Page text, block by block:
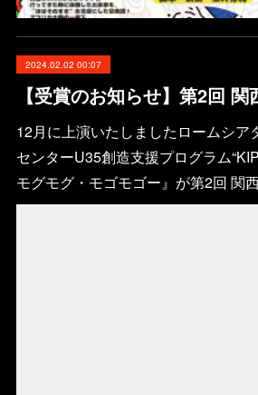
2024.02.02 00:07
12月に上演いたしましたロームシア
センターU35創造⽀援プログラム
モグモグ・モゴモゴー』が第2回 関